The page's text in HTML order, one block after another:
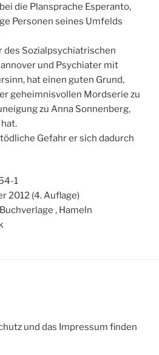
die Plansprache Esperanto,
Personen seines Umfelds
des Sozialpsychiatrischen
und Psychiater mit
hat einen guten Grund,
geheimnisvollen Mordserie zu
zu Anna Sonnenberg,
Gefahr er sich dadurch
1
2012 (4. Auflage)
, Hameln
und das Impressum finden